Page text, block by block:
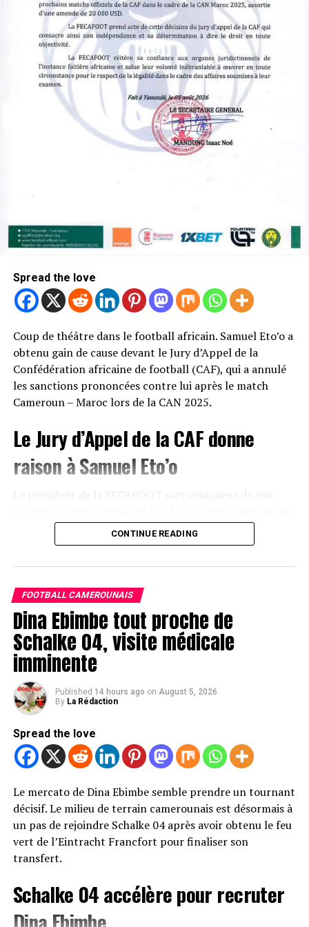
Spread the love
Coup de théâtre dans le football africain. Samuel Eto’o a
obtenu gain de cause devant le Jury d’Appel de la
Confédération africaine de football (CAF), qui a annulé
les sanctions prononcées contre lui après le match
Cameroun – Maroc lors de la CAN 2025.
Le Jury d’Appel de la CAF donne
raison à Samuel Eto’o
sanctions qui avaient été infligées à Samuel Eto’o à la
suite des incidents survenus après la rencontre entre le
Cette décision marque un revirement majeur dans un
dossier qui avait suscité de nombreuses réactions au sein
du football africain.
Les sanctions de quatre matchs et
l’amende sont annulées
Avec cette décision, Samuel Eto’o est totalement
blanchi dans cette affaire. La suspension de quatre
matchs qui le visait est levée, tout comme l’amende de
Le président de la Fédération camerounaise de football
n’est donc plus concerné par ces mesures disciplinaires
et retrouve l’intégralité de ses prérogatives dans les
compétitions organisées sous l’égide de la CAF.
Une décision qui relance le débat
CONTINUE READING
FOOTBALL CAMEROUNAIS
Dina Ebimbe tout proche de
Schalke 04, visite médicale
imminente
Published 14 hours ago on August 5, 2026
By La Rédaction
Spread the love
Le mercato de Dina Ebimbe semble prendre un tournant
décisif. Le milieu de terrain camerounais est désormais à
un pas de rejoindre Schalke 04 après avoir obtenu le feu
vert de l’Eintracht Francfort pour finaliser son
transfert.
Schalke 04 accélère pour recruter